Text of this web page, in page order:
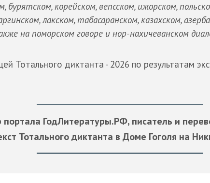
бурятском, корейском, вепсском, ижорском,
лакском, табасаранском, казахском,
на поморском говоре и нор-нахичеванском
Тотального диктанта - 2026 по результатам
ГодЛитературы.РФ, писатель и
Тотального диктанта в Доме Гоголя на